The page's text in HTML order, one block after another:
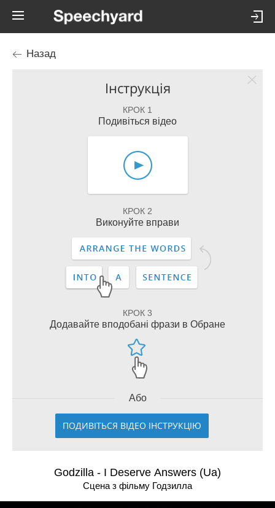
Назад
Інструкція
КРОК 1
Подивіться відео
КРОК 2
Виконуйте вправи
КРОК 3
Додавайте вподобані фрази в Обране
Або
ПОДИВІТЬСЯ ВІДЕО ІНСТРУКЦІЮ
Godzilla - I Deserve Answers (Ua)
Сцена з фільму Годзилла